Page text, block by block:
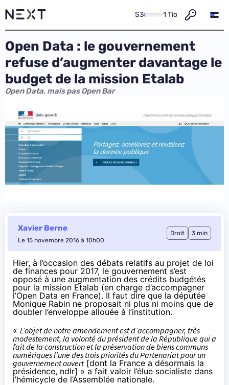
S3 1 Tio
Open Data : le gouvernement
refuse d’augmenter davantage le
budget de la mission Etalab
Open Data, mais pas Open Bar
Xavier Berne
Le 15 novembre 2016 à 10h00
Droit 3 min
Hier, à l’occasion des débats relatifs au projet de loi
de finances pour 2017, le gouvernement s’est
opposé à une augmentation des crédits budgétés
pour la mission Etalab (en charge d’accompagner
l’Open Data en France). Il faut dire que la députée
Monique Rabin ne proposait ni plus ni moins que de
doubler l’enveloppe allouée à l’institution.
« L’objet de notre amendement est d’accompagner, très
modestement, la volonté du président de la République qui a
fait de la construction et la préservation de biens communs
numériques l’une des trois priorités du Partenariat pour un
gouvernement ouvert[dont la France a désormais la
présidence, ndlr] » a fait valoir l’élue socialiste dans
l’hémicycle de l’Assemblée nationale.